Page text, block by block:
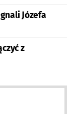
Józefa
z